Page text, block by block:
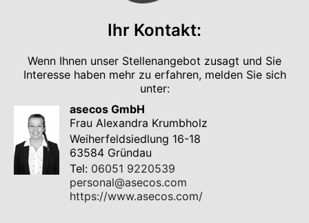
Ihr Kontakt:
Wenn Ihnen unser Stellenangebot zusagt und Sie
Interesse haben mehr zu erfahren, melden Sie sich
unter:
asecos GmbH
Frau Alexandra Krumbholz
Weiherfeldsiedlung 16-18
63584 Gründau
Tel: 06051 9220539
personal@asecos.com
https://www.asecos.com/